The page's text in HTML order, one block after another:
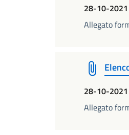
28-10-2021
Allegato
28-10-2021
Allegato